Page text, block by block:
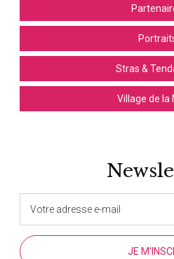
Stras &
Village de la